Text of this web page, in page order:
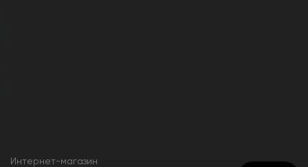
Интернет-магазин